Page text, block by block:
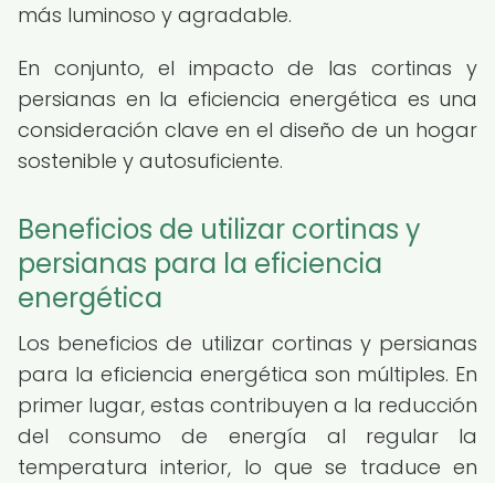
más luminoso y agradable.
En conjunto, el impacto de las cortinas y
persianas en la eficiencia energética es una
consideración clave en el diseño de un hogar
sostenible y autosuficiente.
Beneficios de utilizar cortinas y
persianas para la eficiencia
energética
Los beneficios de utilizar cortinas y persianas
para la eficiencia energética son múltiples. En
primer lugar, estas contribuyen a la reducción
del consumo de energía al regular la
temperatura interior, lo que se traduce en